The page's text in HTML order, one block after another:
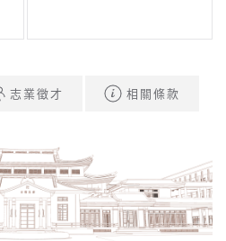
志業徵才 相關條款